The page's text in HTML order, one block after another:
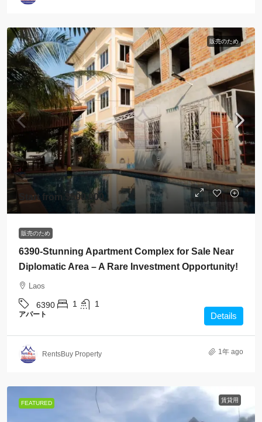
販売のため
Start from $500,000
販売のため
6390-Stunning Apartment Complex for Sale Near
Diplomatic Area – A Rare Investment Opportunity!
Laos
6390 1 1
アパート Details
RentsBuy Property 1年 ago
FEATURED 賃貸用